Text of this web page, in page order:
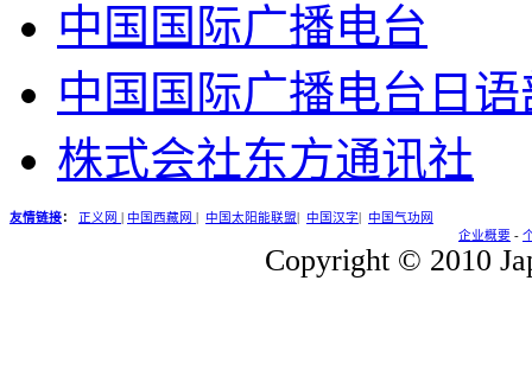
中国国际广播电台
中国国际广播电台日语
株式会社东方通讯社
友情链接： 正义网 中国西藏网 中国太阳能联盟 中国汉字
中国气功网
企业概要 -
Copyright © 2010